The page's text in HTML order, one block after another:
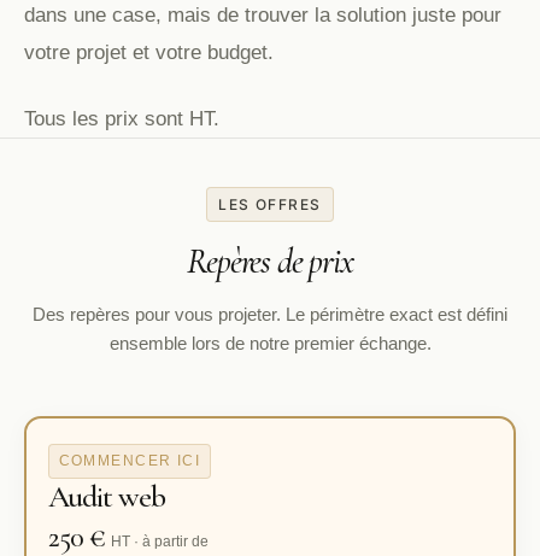
dans une case, mais de trouver la solution juste pour
votre projet et votre budget.
Tous les prix sont HT.
LES OFFRES
Repères de prix
Des repères pour vous projeter. Le périmètre exact est défini
ensemble lors de notre premier échange.
COMMENCER ICI
Audit web
250 € HT · à partir de